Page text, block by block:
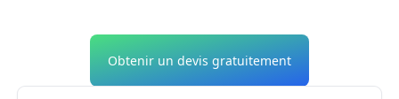
Obtenir un devis gratuitement